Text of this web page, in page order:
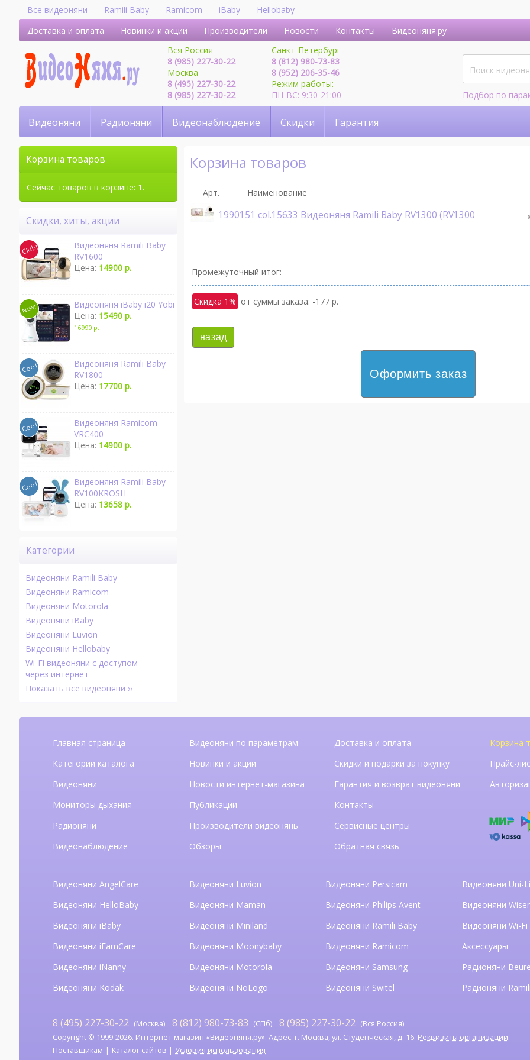
Все видеоняни Ramili Baby Ramicom iBaby
Hellobaby
Доставка и оплата
Новинки и акции Производители Новости Контакты
Видеоняня.ру
Вся Россия
8 (985) 227-30-22
Москва
8 (495) 227-30-22
8 (985) 227-30-22
Санкт-Петербург
8 (812) 980-73-83
8 (952) 206-35-46
Режим работы:
ПН-ВС: 9:30-21:00
Подбор по
Видеоняни Радионяни Видеонаблюдение Скидки Гарантия
Корзина товаров
Арт. Наименование
1990151 col.15633 Видеоняня Ramili Baby RV1300 (RV1300
Промежуточный итог:
Скидка 1% от суммы заказа: -177 р.
назад
Оформить заказ
Корзина товаров
Сейчас товаров в корзине: 1.
Скидки, хиты, акции
Видеоняня Ramili Baby
RV1600
Цена: 14900 р.
Видеоняня iBaby i20 Yobi
Цена: 15490 р.
16990 р.
Видеоняня Ramili Baby
RV1800
Цена: 17700 р.
Видеоняня Ramicom
VRC400
Цена: 14900 р.
Видеоняня Ramili Baby
RV100KROSH
Цена: 13658 р.
Категории
Видеоняни Ramili Baby
Видеоняни Ramicom
Видеоняни Motorola
Видеоняни iBaby
Видеоняни Luvion
Видеоняни Hellobaby
Wi-Fi видеоняни с доступом
через интернет
Показать все видеоняни ››
Главная страница
Категории каталога
Видеоняни
Мониторы дыхания
Радионяни
Видеонаблюдение
Видеоняни по параметрам
Новинки и акции
Новости интернет-магазина
Публикации
Производители видеонянь
Обзоры
Доставка и оплата
Скидки и подарки за покупку
Гарантия и возврат видеоняни
Контакты
Сервисные центры
Обратная связь
Корзина
Прайс-
Видеоняни AngelCare
Видеоняни HelloBaby
Видеоняни iBaby
Видеоняни iFamCare
Видеоняни iNanny
Видеоняни Kodak
Видеоняни Luvion
Видеоняни Maman
Видеоняни Miniland
Видеоняни Moonybaby
Видеоняни Motorola
Видеоняни NoLogo
Видеоняни Persicam
Видеоняни Philips Avent
Видеоняни Ramili Baby
Видеоняни Ramicom
Видеоняни Samsung
Видеоняни Switel
Видеоняни Uni-
Видеоняни
Видеоняни Wi-Fi
Аксессуары
Радионяни
Радионяни Ramili
8 (495) 227-30-22 (Москва) 8 (812) 980-73-83 (СПб) 8 (985) 227-30-22 (Вся Россия)
Copyright © 1999-2026. Интернет-магазин «Видеоняня.ру». Адрес: г. Москва, ул. Студенческая, д. 16. Реквизиты организации.
Поставщикам
Каталог сайтов Условия использования